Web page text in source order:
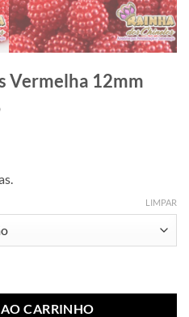
Vermelha 12mm
Faixa
através
R$ 45,99
LIMPAR
CARRINHO